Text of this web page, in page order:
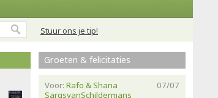
Stuur ons je tip!
Groeten & felicitaties
07/07
Voor: Rafo & Shana
SargsyanSchildermans